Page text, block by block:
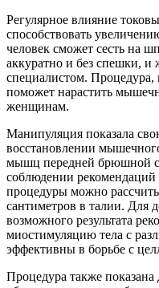
Регулярное влияние
способствовать
человек сможет сесть на
аккуратно и без спешки, и
специалистом. Процедура,
поможет нарастить
женщинам.
Манипуляция показала
восстановлении
мышц передней брюшной
соблюдении рекомендаций
процедуры можно
сантиметров в талии. Для
возможного результата
миостимуляцию тела с
эффективны в борьбе с
Процедура также